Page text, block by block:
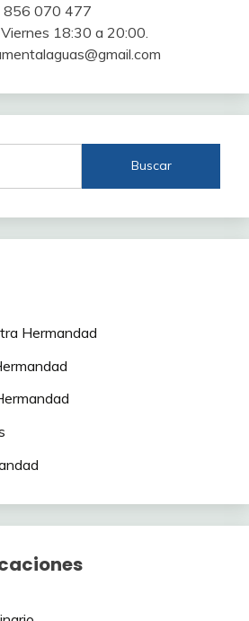
856 070 477
18:30 a 20:00.
Hermandad